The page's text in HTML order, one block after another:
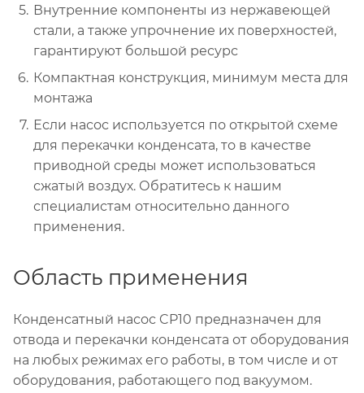
Внутренние компоненты из нержавеющей
стали, а также упрочнение их поверхностей,
гарантируют большой ресурс
Компактная конструкция, минимум места для
монтажа
Если насос используется по открытой схеме
для перекачки конденсата, то в качестве
приводной среды может использоваться
сжатый воздух. Обратитесь к нашим
специалистам относительно данного
применения.
Область применения
Конденсатный насос CP10 предназначен для
отвода и перекачки конденсата от оборудования
на любых режимах его работы, в том числе и от
оборудования, работающего под вакуумом.